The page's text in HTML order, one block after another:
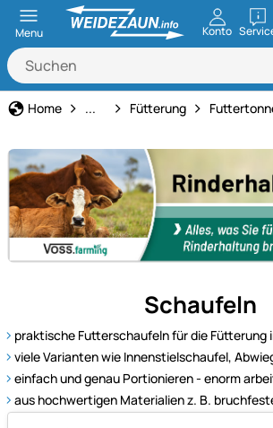
Menu Konto
Home Rinderhaltung
... Fütterung
eine
gesunde
und
effiziente
Rinderhaltung
Schaufeln
praktische Futterschaufeln für die Fütterung
viele Varianten wie Innenstielschaufel,
einfach und genau Portionieren - enorm
aus hochwertigen Materialien z. B.